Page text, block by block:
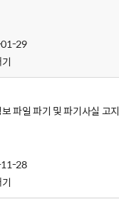
29
파일 파기 및 파기사실 고지
28